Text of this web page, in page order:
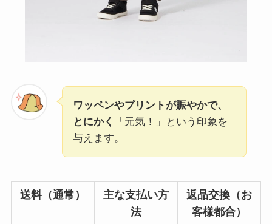
ワッペンやプリントが賑やかで、
とにかく
「元気！」という印象を
与えます。
送料（通常）
主な支払い方
法
返品交換（お
客様都合）